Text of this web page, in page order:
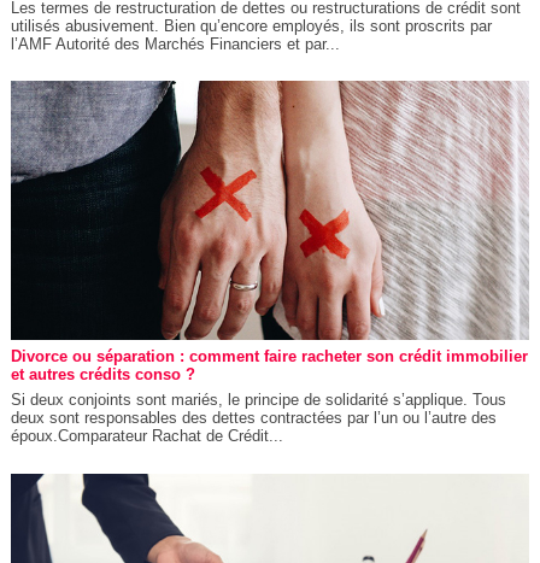
Les termes de restructuration de dettes ou restructurations de crédit sont
utilisés abusivement. Bien qu’encore employés, ils sont proscrits par
l’AMF Autorité des Marchés Financiers et par...
Divorce ou séparation : comment faire racheter son crédit immobilier
et autres crédits conso ?
Si deux conjoints sont mariés, le principe de solidarité s’applique. Tous
deux sont responsables des dettes contractées par l’un ou l’autre des
époux.Comparateur Rachat de Crédit...